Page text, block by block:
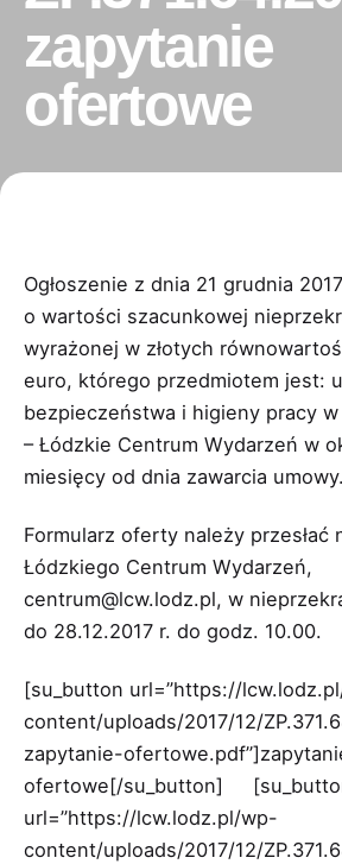
zapytanie
ofertowe
Ogłoszenie z dnia 21 grudnia
o wartości szacunkowej
wyrażonej w złotych
euro, którego przedmiotem jest:
bezpieczeństwa i higieny pracy
– Łódzkie Centrum Wydarzeń w
miesięcy od dnia zawarcia umowy.
Formularz oferty należy przesłać
Łódzkiego Centrum Wydarzeń,
centrum@lcw.lodz.pl, w
do 28.12.2017 r. do godz. 10.00.
[su_button url=”https://
content/uploads/2017/12/
zapytanie-
ofertowe[/su_button]
url=”https://lcw.lodz.pl/wp-
content/uploads/2017/12/